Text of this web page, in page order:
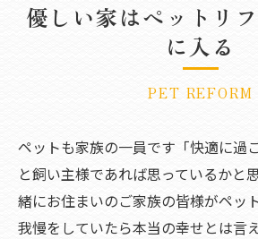
優しい家はペットリ
に入る
PET REFORM
ペットも家族の一員です「快適に過
と飼い主様であれば思っているかと
緒にお住まいのご家族の皆様がペッ
我慢をしていたら本当の幸せとは言